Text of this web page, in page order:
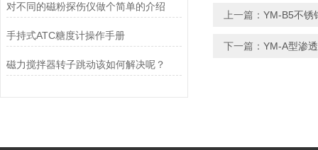
对不同的磁粉探伤仪做个简单的介绍
手持式ATC糖度计操作手册
磁力搅拌器转子跳动该如何解决呢？
上一篇： YM-B5不锈
下一篇： YM-A型渗